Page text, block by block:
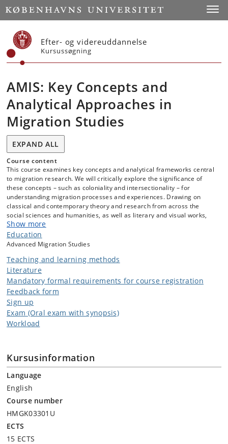
Start
Efter- og videreuddannelse
Kursussøgning
AMIS: Key Concepts and
Analytical Approaches in
Migration Studies
EXPAND ALL
Course content
This course examines key concepts and analytical frameworks central
to migration research. We will critically explore the significance of
these concepts – such as coloniality and intersectionality – for
understanding migration processes and experiences. Drawing on
classical and contemporary theory and research from across the
social sciences and humanities, as well as literary and visual works,
we will analyze how migration is shaped by and, in turn, reshapes
social structures, identities, and imaginaries. The course consists of
weekly lectures and student-led tutorials.
Exam code: HMGK03301E
Show more
Education
Advanced Migration Studies
Teaching and learning methods
Literature
Mandatory formal requirements for course registration
Feedback form
Sign up
Exam (Oral exam with synopsis)
Workload
Kursusinformation
Language
English
Course number
HMGK03301U
ECTS
15 ECTS